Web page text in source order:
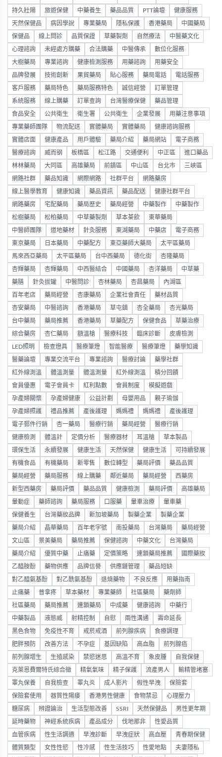
持久壯陽 旅遊保健 中藥養生 藥品品質 PTT論壇 健康服務
天然保健品 病因學說 專業藥局 隱私保護 香港藥局 中國藥局
保健品 線上問診 品質保證 草藥製劑 自然療法 中醫藥文化
心理諮詢 未經處方購藥 合法購藥 中醫傳承 數位化服務
大樹藥局 專業諮詢 健康檢測服務 用藥諮詢 用藥安全
品牌發展 技術創新 果貿藥局 貼心服務 藥局電話 電話服務
客戶服務 藥局特色 藥局服務特色 誠信經營 訂單管理
系統服務 線上購藥 訂單查詢 台灣醫療保健 藥品管理
食品安全 公共衛生 衛生署 公共衛生 企業發展 用藥注意事項
專業藥師團隊 物流配送 實體藥局 實體藥局 健康諮詢服務
實體店面 健康產品 用戶體驗 藥局介紹 藥局網站 電子商務
醫療諮詢 威而钢 板橋區 松江路 交通便利 中正區 進口藥品
林林藥局 大同區 高雄藥局 前鎮區 中山區 台北市 三峽區
網路社群 藥品知識 網際網路 社群平台 網路藥房
線上醫學教育 健康知識 藥品資訊 藥品配送 健康社群平台
網路藥房 宅配藥局 藥局歷史 藥局經營 中藥製作 中藥製作
松樹藥局 松柏藥局 中草藥製劑 草本茶飲 東華藥局
中醫師團隊 道地藥材 針灸服務 東湖藥局 中藥店 電子商務
東京藥局 日本藥局 中藥配方 東亞藥師大藥局 太平區藥局
馬來西亞藥局 太平區藥局 台中西藥局 德化街 杏隆藥局
杏輝藥局 杏輝藥局 中西醫結合 中國藥局 杏洋藥局 中草藥
藥膳 針灸拔罐 中醫問診 杏林藥局 杏昌藥局 內湖區
百年老店 藥局經營 杏康藥局 企業社會責任 藥材品質
杏安藥局 中醫諮詢 香港藥局 草屯鎮 杏全藥局 杏光藥局
台中藥局 藥局推薦 香港藥局 草藥配方 保健食品 草藥治療
綜合藥房 杏仁藥局 額溫槍 醫療科技 臨床診斷 皮膚檢測
LED照明 檢查燈具 醫療筆燈 智能醫療 醫療筆燈 藥學知識
醫藥論壇 專業交流平台 專業諮詢 醫療討論 藥學社群
紅外線測溫 體溫測量 體溫測量 紅外線測溫 積分回饋
會員優惠 電子會員卡 紅利點數 會員制度 模擬遊戲
孕產婦關懷 孕產婦健康 公益計劃 母嬰用品 親子瑜伽
孕產婦照護 禮品推薦 產後護理 媽媽禮 媽媽禮 產後護理
電子郵件行銷 杏一藥局 醫療行銷 藥局經營 醫療行銷
健康檢測 體溫計 定價分析 醫療器材 耳溫槍 草本製品
環保生活 永續發展 健康生活 天然保健 健康生活 可持續發展
有機食品 有機藥局 新零售 數位轉型 藥局評價 藥品品質
藥局經營 藥局服務 線上購藥 鄰近藥局 藥局經營 西藥房
新型西藥房 藥局評價 藥品品質 健康檢測 藥局評價 高雄藥局
暈動症 藥師諮詢 藥局服務 口服藥 暈車治療 暈車藥
保健養生 台灣藥妝品牌 新加坡藥局 製藥企業 製藥企業
藥局介紹 晶華藥局 百年老字號 南投藥局 台灣藥局 藥局經營
文山區 景美藥局 藥局推薦 保健諮詢 中藥文化 台灣藥局
藥局介紹 優質中藥 止痛藥 定價策略 連鎖藥局推薦 國際藥妝
乙醯胺酚 藥物供應 品牌信譽 供應鏈管理 藥品短缺
對乙醯氨基酚 對乙酰氨基酚 退燒藥物 不良反應 用藥指南
止痛藥 普拿疼 草本藥材 專業藥師 社區藥局 藥劑師
社區藥局 藥局推薦 連鎖藥局 中成藥 健康諮詢 中藥行
中藥製品 液態威 射精控制 自慰 兩性溝通 壽命延長
黑色食物 免疫性不育 戒菸戒酒 前列腺疾病 食療調理
肥胖預防 改善方法 不孕症 基因缺陷 高血脂 前列腺癌
前列腺增生 生殖感染 禁慾迷思 高溫不育 象皮腫 自我保健
克萊恩費爾特氏綜合徵 精氣氣味 精子保護 流產男人 輸精管堵塞
睪丸保養 自我檢查 睪丸炎 成人影片 假性早洩 保險套
保險套使用 器質性陽痿 香港男性健康 食物禁忌 心理壓力
糖尿病 辨證論治 生活型態改善 SSRI 天然保健品 男性更年期
延時藥物 神經系統疾病 產品成分 伐地那非 性愛品質
血管疾病 性生活調適 早洩診斷 早洩症狀 高血壓 青春期保健
體質類型 女性性慾 性冷感 性生活技巧 性愛地點 夫妻隱私